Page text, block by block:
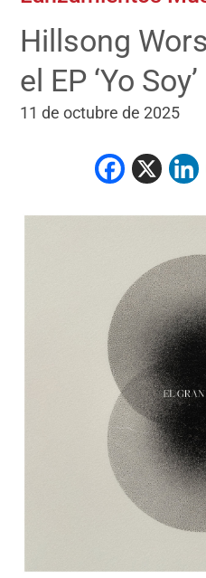
Hillsong
el EP ‘Yo Soy’
11 de octubre de 2025